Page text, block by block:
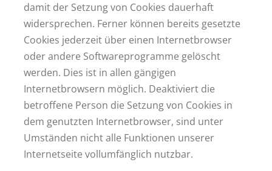
damit der Setzung von Cookies dauerhaft
widersprechen. Ferner können bereits gesetzte
Cookies jederzeit über einen Internetbrowser
oder andere Softwareprogramme gelöscht
werden. Dies ist in allen gängigen
Internetbrowsern möglich. Deaktiviert die
betroffene Person die Setzung von Cookies in
dem genutzten Internetbrowser, sind unter
Umständen nicht alle Funktionen unserer
Internetseite vollumfänglich nutzbar.